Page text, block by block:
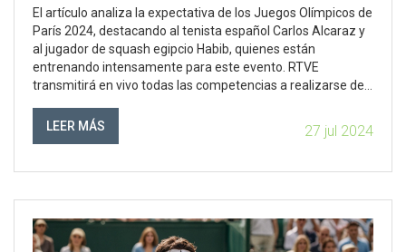
El artículo analiza la expectativa de los Juegos Olímpicos de
París 2024, destacando al tenista español Carlos Alcaraz y
al jugador de squash egipcio Habib, quienes están
entrenando intensamente para este evento. RTVE
transmitirá en vivo todas las competencias a realizarse del
deportes, incluyendo nuevas disciplinas como el surf, el
skateboarding, la escalada, el karate y el breakdance.
LEER MÁS 27 jul 2024